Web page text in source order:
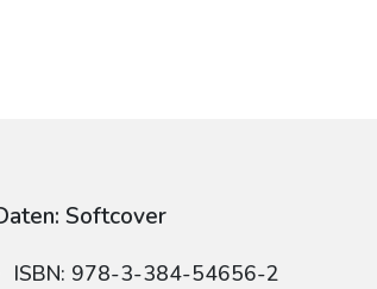
Softcover
ISBN: 978-3-384-54656-2